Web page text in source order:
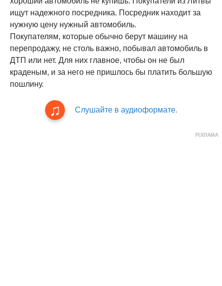
ищут надежного посредника. Посредник находит за
нужную цену нужный автомобиль.
Покупателям, которые обычно берут машину на
перепродажу, не столь важно, побывал автомобиль в
ДТП или нет. Для них главное, чтобы он не был
краденым, и за него не пришлось бы платить большую
пошлину.
Слушайте в аудиоформате.